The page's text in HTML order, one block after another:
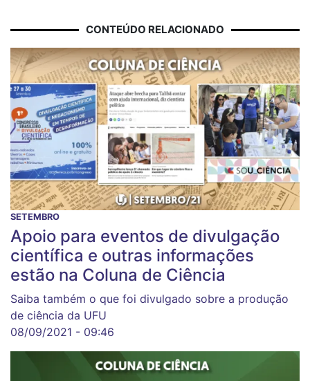
CONTEÚDO RELACIONADO
SETEMBRO
Apoio para eventos de divulgação
científica e outras informações
estão na Coluna de Ciência
Saiba também o que foi divulgado sobre a produção
de ciência da UFU
08/09/2021 - 09:46